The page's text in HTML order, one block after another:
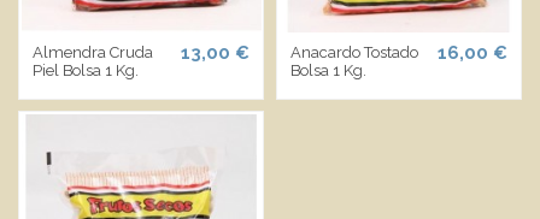
Almendra Cruda
Piel Bolsa 1 Kg.
13,00 €
Anacardo Tostado
Bolsa 1 Kg.
16,00 €